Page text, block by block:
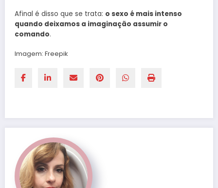
Afinal é disso que se trata: o sexo é mais intenso
quando deixamos a imaginação assumir o
comando.
Imagem: Freepik